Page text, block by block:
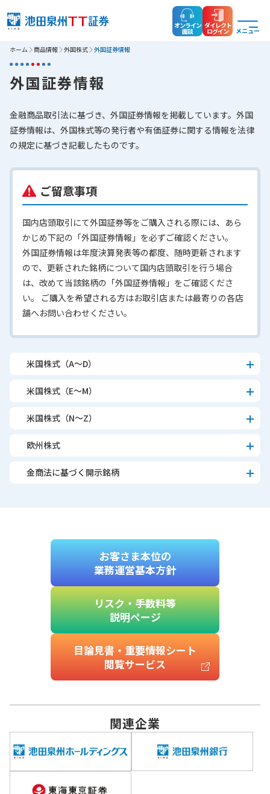
オンライン
面談
ダイレクト
ログイン メニュー
ホーム 商品情報 外国株式 外国証券情報
外国証券情報
金融商品取引法に基づき、外国証券情報を掲載しています。外国
証券情報は、外国株式等の発行者や有価証券に関する情報を法律
の規定に基づき記載したものです。
ご留意事項
国内店頭取引にて外国証券等をご購入される際には、あら
かじめ下記の「外国証券情報」を必ずご確認ください。
外国証券情報は年度決算発表等の都度、随時更新されます
ので、更新された銘柄について国内店頭取引を行う場合
は、改めて当該銘柄の「外国証券情報」をご確認くださ
い。 ご購入を希望される方はお取引店または最寄りの各店
舗へお問い合わせください。
米国株式（A～D）
米国株式（E～M）
米国株式（N～Z）
欧州株式
金商法に基づく開示銘柄
お客さま本位の
業務運営基本方針
リスク・手数料等
説明ページ
目論見書・重要情報シート
閲覧サービス
関連企業